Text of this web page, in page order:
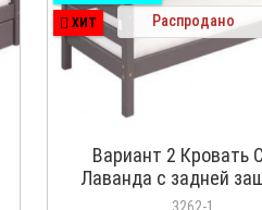
ХИТ Распродано
Вариант 2 Кровать
Лаванда с задней
3262-1